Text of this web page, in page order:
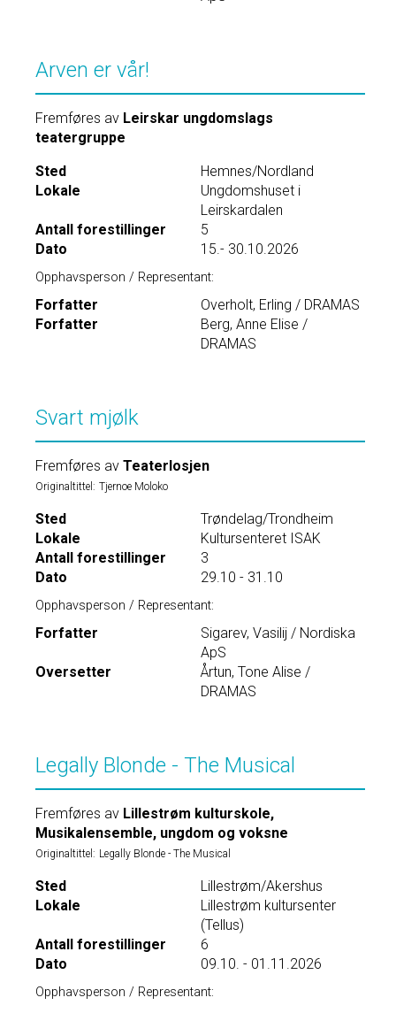
Arven er vår!
Fremføres av Leirskar ungdomslags
teatergruppe
Sted
Hemnes/Nordland
Lokale
Ungdomshuset i
Leirskardalen
Antall forestillinger
5
Dato
15.- 30.10.2026
Opphavsperson / Representant:
Forfatter
Overholt, Erling / DRAMAS
Forfatter
Berg, Anne Elise /
DRAMAS
Svart mjølk
Fremføres av Teaterlosjen
Originaltittel: Tjernoe Moloko
Sted
Trøndelag/Trondheim
Lokale
Kultursenteret ISAK
Antall forestillinger
3
Dato
29.10 - 31.10
Opphavsperson / Representant:
Forfatter
Sigarev, Vasilij / Nordiska
ApS
Oversetter
Årtun, Tone Alise /
DRAMAS
Legally Blonde - The Musical
Fremføres av Lillestrøm kulturskole,
Musikalensemble, ungdom og voksne
Originaltittel: Legally Blonde - The Musical
Sted
Lillestrøm/Akershus
Lokale
Lillestrøm kultursenter
(Tellus)
Antall forestillinger
6
Dato
09.10. - 01.11.2026
Opphavsperson / Representant: